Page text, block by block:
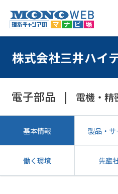
株式会社三井ハイ
電子部品 電機・精
基本情報 製品・サ
働く環境 先輩